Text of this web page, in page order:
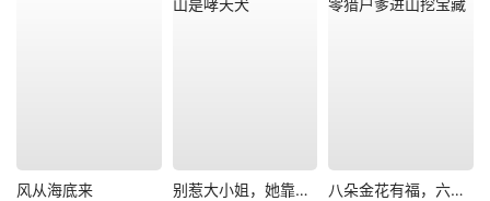
风从海底来 别惹大小姐，她靠山是哮天犬 八朵金花有福，六零猎户爹进山挖宝藏